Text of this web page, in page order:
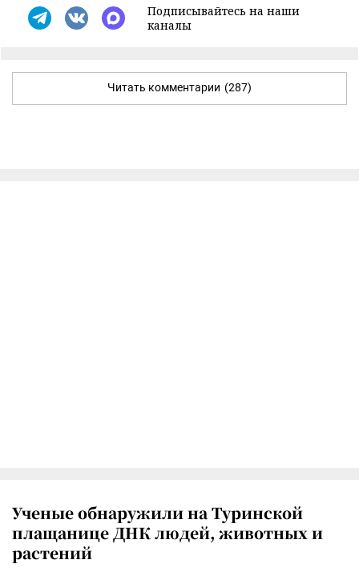
Подписывайтесь на наши
каналы
Читать комментарии (287)
Ученые обнаружили на Туринской
плащанице ДНК людей, животных и
растений